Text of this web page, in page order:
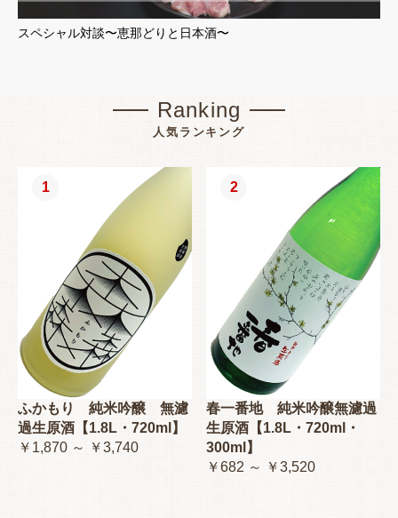
スペシャル対談〜恵那どりと日本酒〜
Ranking
人気ランキング
ふかもり 純米吟醸 無濾
過生原酒【1.8L・720ml】
￥1,870 ～ ￥3,740
1
春一番地 純米吟醸無濾過
生原酒【1.8L・720ml・
300ml】
￥682 ～ ￥3,520
2